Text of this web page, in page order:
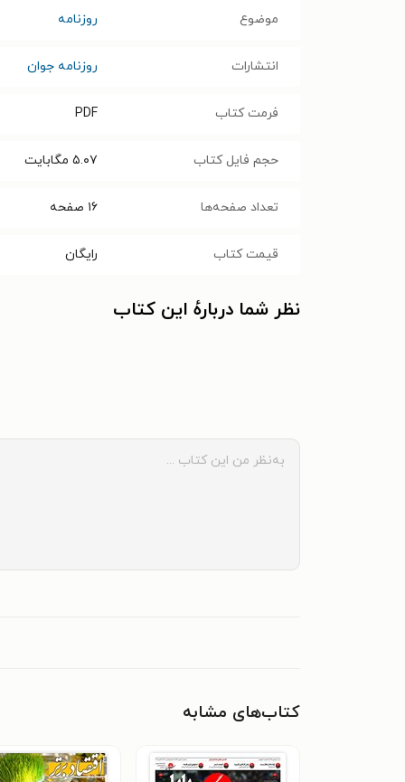
موضوع روزنامه
انتشارات روزنامه جوان
فرمت کتاب PDF
حجم فایل کتاب ۵.۰۷ مگابایت
تعداد صفحه‌ها ۱۶ صفحه
قیمت کتاب رایگان
نظر شما دربارهٔ این کتاب
کتاب‌های مشابه